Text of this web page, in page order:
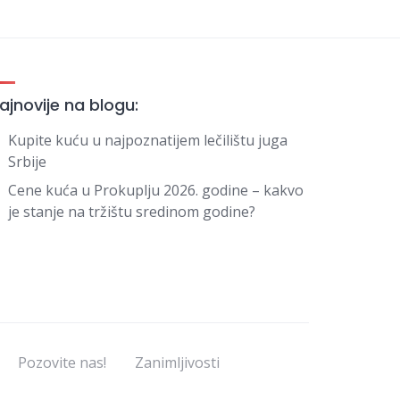
na blogu:
Kupite kuću u najpoznatijem lečilištu juga
Srbije
Cene kuća u Prokuplju 2026. godine – kakvo
je stanje na tržištu sredinom godine?
Pozovite nas! Zanimljivosti